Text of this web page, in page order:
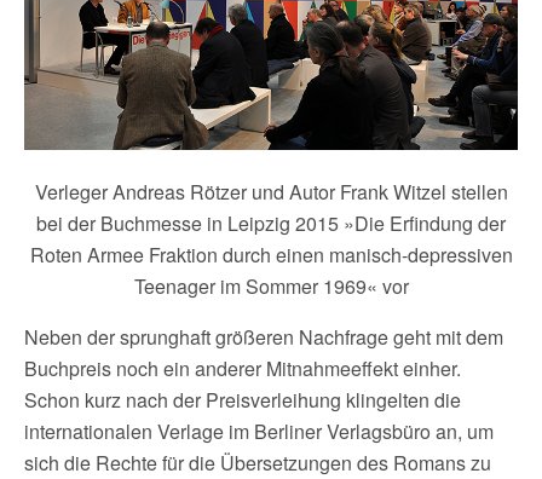
Verleger Andreas Rötzer und Autor Frank Witzel stellen
bei der Buchmesse in Leipzig 2015 »Die Erfindung der
Roten Armee Fraktion durch einen manisch-depressiven
Teenager im Sommer 1969« vor
Neben der sprunghaft größeren Nachfrage geht mit dem
Buchpreis noch ein anderer Mitnahmeeffekt einher.
Schon kurz nach der Preisverleihung klingelten die
internationalen Verlage im Berliner Verlagsbüro an, um
sich die Rechte für die Übersetzungen des Romans zu